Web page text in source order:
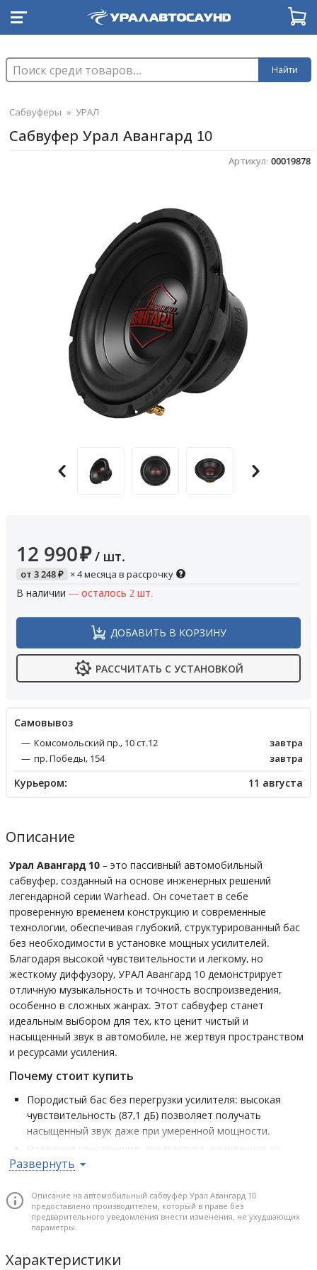
Найти
Сабвуферы » УРАЛ
Сабвуфер Урал Авангард 10
Артикул: 00019878
12 990₽ / шт.
от 3 248₽ × 4 месяца в рассрочку
В наличии — осталось 2 шт.
ДОБАВИТЬ В КОРЗИНУ
РАССЧИТАТЬ С УСТАНОВКОЙ
Cамовывоз
Комсомольский пр., 10 ст.12
завтра
пр. Победы, 154
завтра
Курьером: 11 августа
Описание
Урал Авангард 10 – это пассивный автомобильный
сабвуфер, созданный на основе инженерных решений
легендарной серии Warhead. Он сочетает в себе
проверенную временем конструкцию и современные
технологии, обеспечивая глубокий, структурированный бас
без необходимости в установке мощных усилителей.
Благодаря высокой чувствительности и легкому, но
жесткому диффузору, УРАЛ Авангард 10 демонстрирует
отличную музыкальность и точность воспроизведения,
особенно в сложных жанрах. Этот сабвуфер станет
идеальным выбором для тех, кто ценит чистый и
насыщенный звук в автомобиле, не жертвуя пространством
и ресурсами усиления.
Почему стоит купить
Породистый бас без перегрузки усилителя: высокая
чувствительность (87,1 дБ) позволяет получать
насыщенный звук даже при умеренной мощности.
Надежная конструкция: архитектура, основанная на
опыте серии Warhead, гарантирует долговечность и
Музыкальность и точность: легкий диффузор
обеспечивает быстрый отклик и чистое звучание без
гула.
диаметр 10 дюймов позволяют легко интегрировать
Развернуть
Описание на автомобильный сабвуфер Урал Авангард 10
предоставлено производителем, который в праве без
предварительного уведомления внести изменения, не ухудшающих
параметры.
Характеристики